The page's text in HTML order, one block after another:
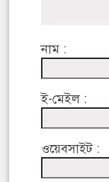
নাম :
ই-মেইল :
ওয়েবসাইট :